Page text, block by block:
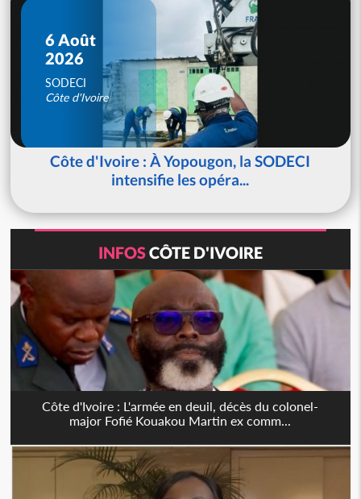
6 Août
2026
SODECI
Côte d'Ivoire
Côte d'Ivoire : À Yopougon, la SODECI
intensifie les opéra...
INFOSCÔTE D'IVOIRE
Côte d'Ivoire : L'armée en deuil, décès du colonel-
major Fofié Kouakou Martin ex comm...